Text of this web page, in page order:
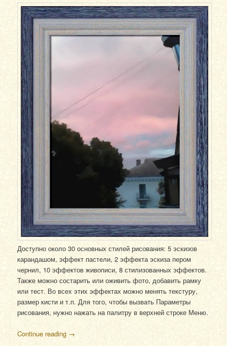
Доступно около 30 основных стилей рисования: 5 эскизов
карандашом, эффект пастели, 2 эффекта эскиза пером
чернил, 10 эффектов живописи, 8 стилизованных эффектов.
Также можно состарить или оживить фото, добавить рамку
или тест. Во всех этих эффектах можно менять текстуру,
размер кисти и т.п. Для того, чтобы вызвать Параметры
рисования, нужно нажать на палитру в верхней строке Меню.
Continue reading →